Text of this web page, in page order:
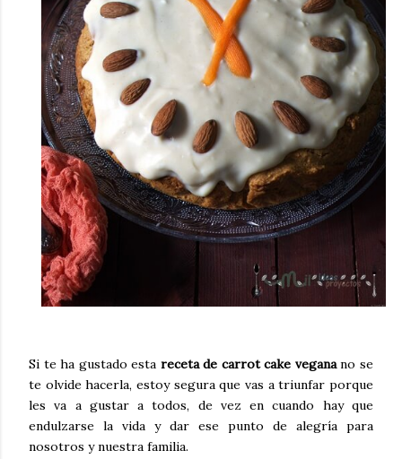
Si te ha gustado esta receta de carrot cake veganano se
te olvide hacerla, estoy segura que vas a triunfar porque
les va a gustar a todos, de vez en cuando hay que
endulzarse la vida y dar ese punto de alegría para
nosotros y nuestra familia.